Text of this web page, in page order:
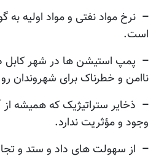
– نرخ مواد نفتی و مواد اولیه به
است.
– پمپ استیشن ها در شهر کابل
ناامن و خطرناک برای شهروندان
– ذخایر ستراتیژیک که همیشه
وجود و مؤثریت ندارد.
– از سهولت های داد و ستد و